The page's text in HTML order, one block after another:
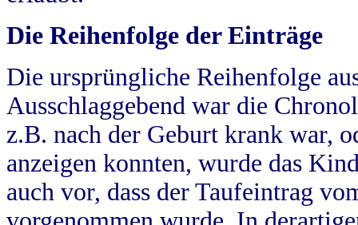
Die Reihenfolge der Einträge
Die ursprüngliche Reihenfolge
Ausschlaggebend war die
z.B. nach der Geburt krank war,
anzeigen konnten, wurde das
auch vor, dass der Taufeintrag